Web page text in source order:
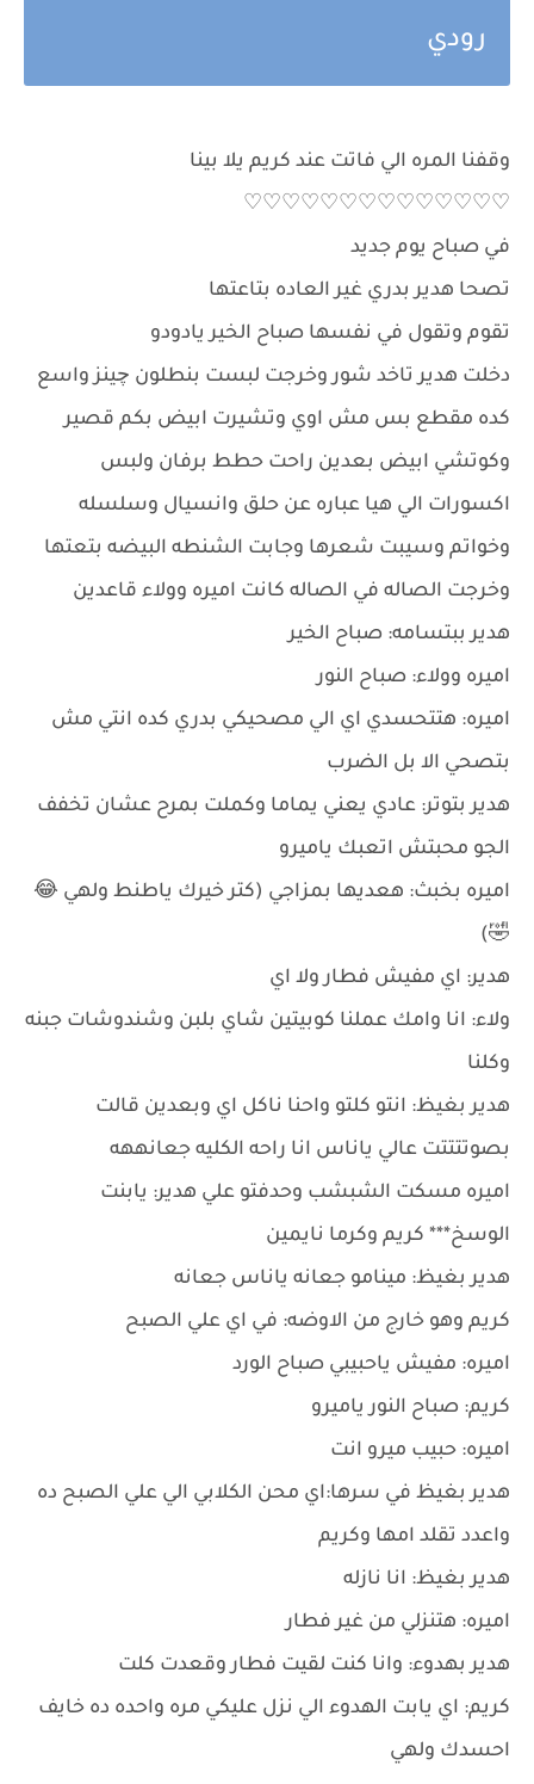
رودي
وقفنا المره الي فاتت عند كريم يلا بينا
♡♡♡♡♡♡♡♡♡♡♡♡♡♡
في صباح يوم جديد
تصحا هدير بدري غير العاده بتاعتها
تقوم وتقول في نفسها صباح الخير يادودو
دخلت هدير تاخد شور وخرجت لبست بنطلون چينز واسع
كده مقطع بس مش اوي وتشيرت ابيض بكم قصير
وكوتشي ابيض بعدين راحت حطط برفان ولبس
اكسورات الي هيا عباره عن حلق وانسيال وسلسله
وخواتم وسيبت شعرها وجابت الشنطه البيضه بتعتها
وخرجت الصاله في الصاله كانت اميره وولاء قاعدين
هدير ببتسامه: صباح الخير
اميره وولاء: صباح النور
اميره: هتتحسدي اي الي مصحيكي بدري كده انتي مش
بتصحي الا بل الضرب
هدير بتوتر: عادي يعني يماما وكملت بمرح عشان تخفف
الجو محبتش اتعبك ياميرو
اميره بخبث: هعديها بمزاجي (كتر خيرك ياطنط ولهي 😂
🤣)
هدير: اي مفيش فطار ولا اي
ولاء: انا وامك عملنا كوبيتين شاي بلبن وشندوشات جبنه
وكلنا
هدير بغيظ: انتو كلتو واحنا ناكل اي وبعدين قالت
بصوتتتتت عالي ياناس انا راحه الكليه جعانههه
اميره مسكت الشبشب وحدفتو علي هدير: يابنت
الوسخ*** كريم وكرما نايمين
هدير بغيظ: مينامو جعانه ياناس جعانه
كريم وهو خارج من الاوضه: في اي علي الصبح
اميره: مفيش ياحبيبي صباح الورد
كريم: صباح النور ياميرو
اميره: حبيب ميرو انت
هدير بغيظ في سرها:اي محن الكلابي الي علي الصبح ده
واعدد تقلد امها وكريم
هدير بغيظ: انا نازله
اميره: هتنزلي من غير فطار
هدير بهدوء: وانا كنت لقيت فطار وقعدت كلت
كريم: اي يابت الهدوء الي نزل عليكي مره واحده ده خايف
احسدك ولهي